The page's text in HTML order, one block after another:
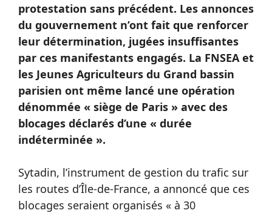
protestation sans précédent. Les annonces
du gouvernement n’ont fait que renforcer
leur détermination, jugées insuffisantes
par ces manifestants engagés. La FNSEA et
les Jeunes Agriculteurs du Grand bassin
parisien ont même lancé une opération
dénommée « siège de Paris » avec des
blocages déclarés d’une « durée
indéterminée ».
Sytadin, l’instrument de gestion du trafic sur
les routes d’Île-de-France, a annoncé que ces
blocages seraient organisés « à 30